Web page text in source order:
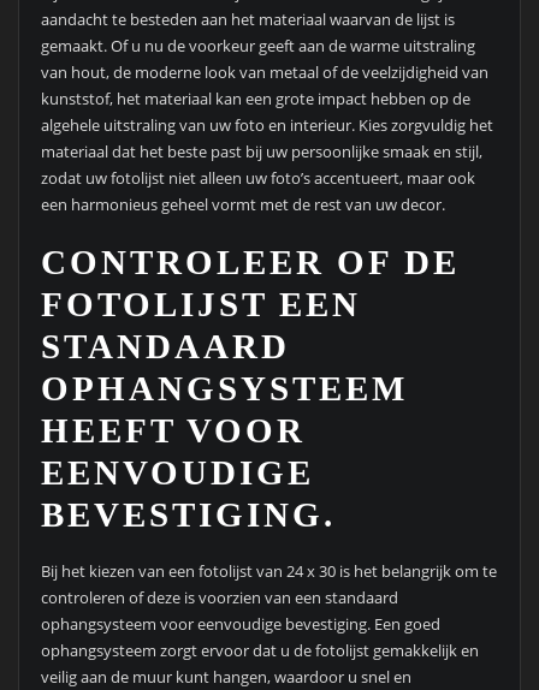
aandacht te besteden aan het materiaal waarvan de lijst is
gemaakt. Of u nu de voorkeur geeft aan de warme uitstraling
van hout, de moderne look van metaal of de veelzijdigheid van
kunststof, het materiaal kan een grote impact hebben op de
algehele uitstraling van uw foto en interieur. Kies zorgvuldig het
materiaal dat het beste past bij uw persoonlijke smaak en stijl,
zodat uw fotolijst niet alleen uw foto’s accentueert, maar ook
een harmonieus geheel vormt met de rest van uw decor.
CONTROLEER OF DE
FOTOLIJST EEN
STANDAARD
OPHANGSYSTEEM
HEEFT VOOR
EENVOUDIGE
BEVESTIGING.
Bij het kiezen van een fotolijst van 24 x 30 is het belangrijk om te
controleren of deze is voorzien van een standaard
ophangsysteem voor eenvoudige bevestiging. Een goed
ophangsysteem zorgt ervoor dat u de fotolijst gemakkelijk en
veilig aan de muur kunt hangen, waardoor u snel en